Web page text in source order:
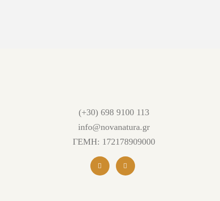
(+30) 698 9100 113
info@novanatura.gr
ΓΕΜΗ: 172178909000